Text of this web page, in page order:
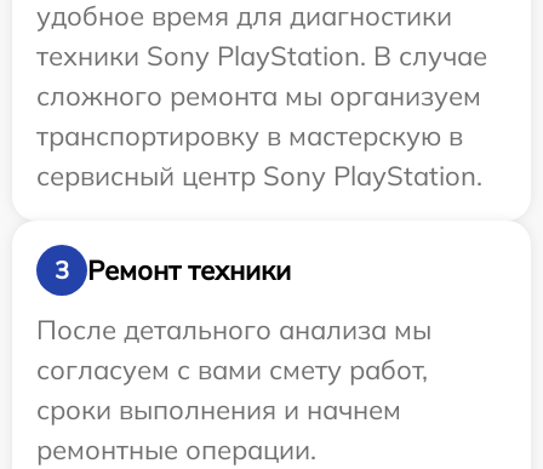
удобное время для диагностики
техники Sony PlayStation. В случае
сложного ремонта мы организуем
транспортировку в мастерскую в
сервисный центр Sony PlayStation.
3
Ремонт техники
После детального анализа мы
согласуем с вами смету работ,
сроки выполнения и начнем
ремонтные операции.